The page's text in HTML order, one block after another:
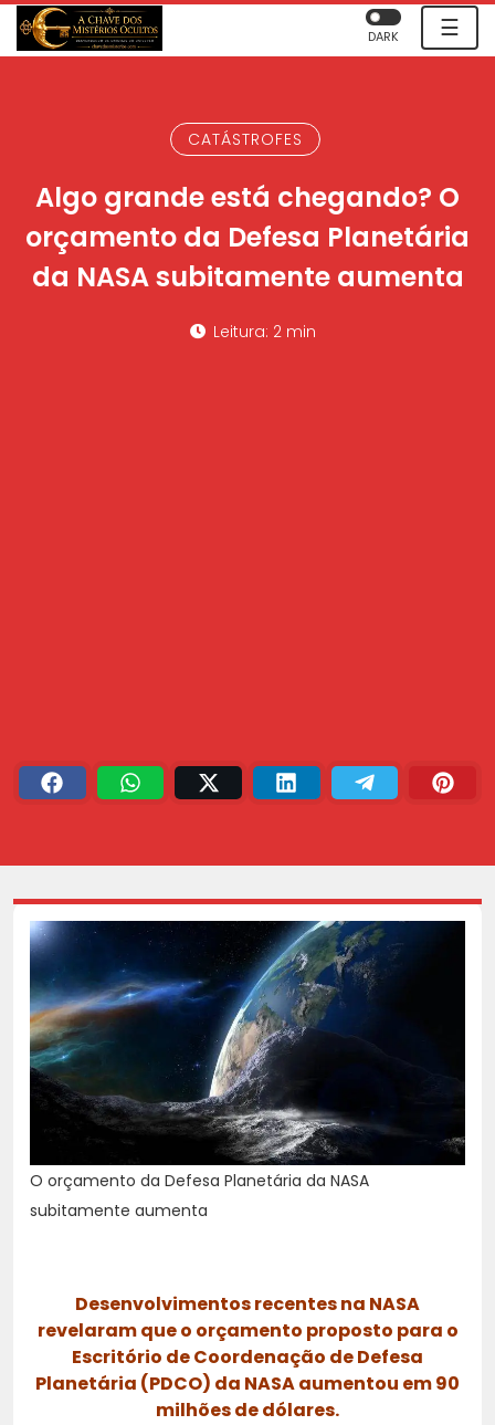
☰
DARK
CATÁSTROFES
Algo grande está chegando? O
orçamento da Defesa Planetária
da NASA subitamente aumenta
Leitura: 2 min
O orçamento da Defesa Planetária da NASA
subitamente aumenta
Desenvolvimentos recentes na NASA
revelaram que o orçamento proposto para o
Escritório de Coordenação de Defesa
Planetária (PDCO) da NASA aumentou em 90
milhões de dólares.